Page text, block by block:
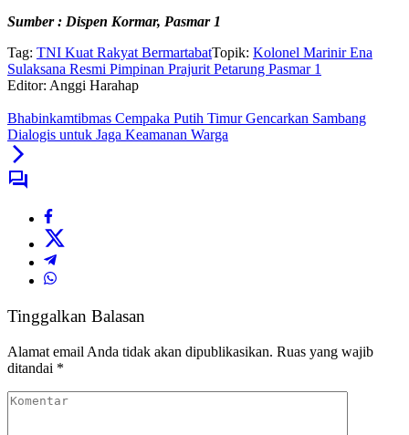
Sumber : Dispen Kormar, Pasmar 1
Tag: TNI Kuat Rakyat BermartabatTopik: Kolonel Marinir Ena
Sulaksana Resmi Pimpinan Prajurit Petarung Pasmar 1
Editor: Anggi Harahap
Bhabinkamtibmas Cempaka Putih Timur Gencarkan Sambang
Dialogis untuk Jaga Keamanan Warga
Tinggalkan Balasan
Alamat email Anda tidak akan dipublikasikan. Ruas yang wajib
ditandai *